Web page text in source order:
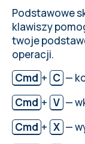
Podstawowe
klawiszy
twoje
operacji.
Cmd + C —
Cmd + V —
Cmd + X —